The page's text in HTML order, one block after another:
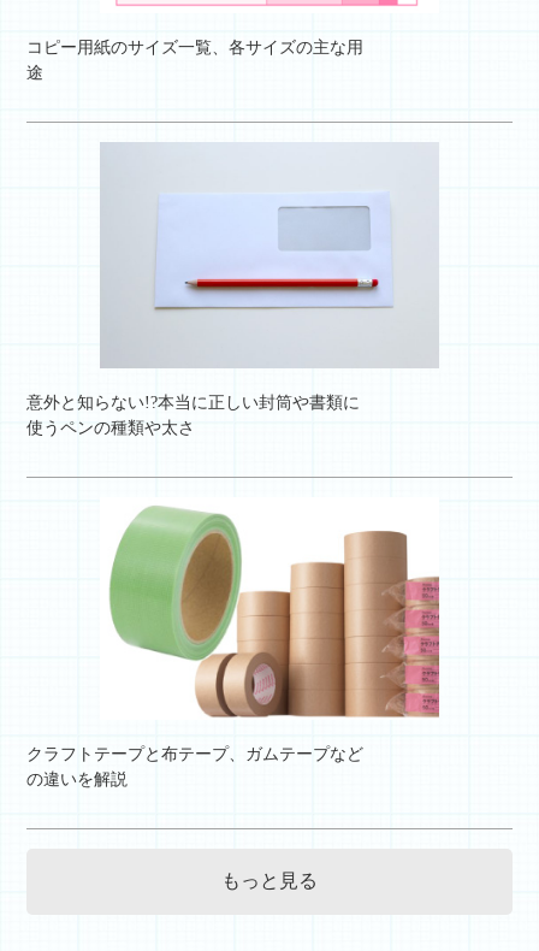
コピー用紙のサイズ一覧、各サイズの主な用
途
意外と知らない!?本当に正しい封筒や書類に
使うペンの種類や太さ
クラフトテープと布テープ、ガムテープなど
の違いを解説
もっと見る